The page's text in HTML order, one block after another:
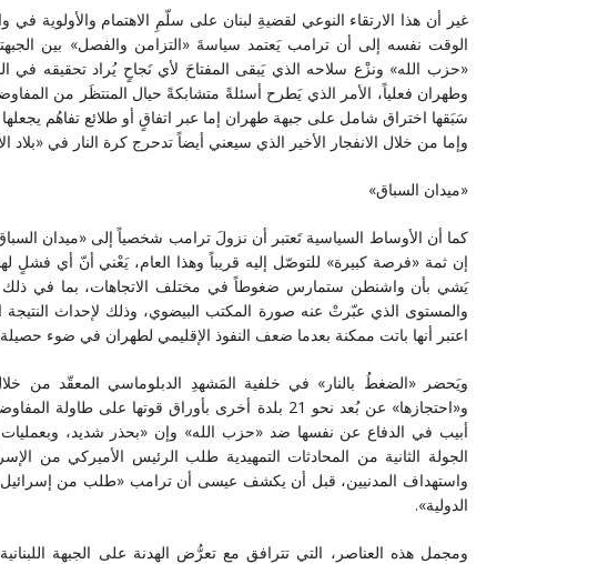
غير أن هذا الارتقاء النوعي لقضيةِ لبنان على سلّمِ الاهتمام والأولوية
الوقت نفسه إلى أن ترامب يَعتمد سياسةَ «التزامن والفصل» بين
«حزب الله» ونزْع سلاحه الذي يَبقى المفتاحَ لأي نَجاحٍ يُراد تحقيقه في
وطهران فعلياً، الأمر الذي يَطرح أسئلةً متشابكةً حيال المنتظَر من
سَبَقها اختراق شامل على جبهة طهران إما عبر اتفاقٍ أو طلائع تفاهُم
وإما من خلال الانفجار الأخير الذي سيعني أيضاً تدحرج كرة النار في «بلاد
«ميدان السباق»
كما أن الأوساط السياسية تَعتبر أن نزولَ ترامب شخصياً إلى «ميدان
إن ثمة «فرصة كبيرة» للتوصّل إليه قريباً وهذا العام، يَعْني أنّ أي فشلٍ
يَشي بأن واشنطن ستمارس ضغوطاً في مختلف الاتجاهات، بما في ذلك
والمستوى الذي عبّرتْ عنه صورة المكتب البيضوي، وذلك لإحداث
اعتبر أنها باتت ممكنة بعدما ضعف النفوذ الإقليمي لطهران في ضوء حصيلة
و«احتجازها» عن بُعد نحو 21 بلدة أخرى بأوراق قوتها
أبيب في الدفاع عن نفسها ضد «حزب الله» وإن «بحذر شديد، وبعمليات
الجولة الثانية من المحادثات التمهيدية طلب الرئيس الأميركي من
واستهداف المدنيين، قبل أن يكشف عيسى أن ترامب «طلب من إسرائيل
الدولية».
ومجمل هذه العناصر، التي تترافق مع تعرُّض الهدنة على الجبهة